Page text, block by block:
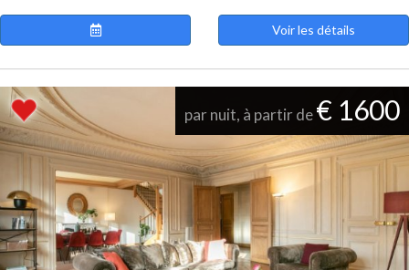
Voir les détails
par nuit, à partir de€ 1600